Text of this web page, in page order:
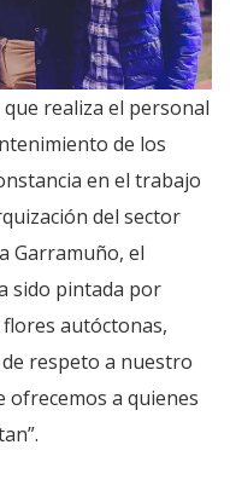
realiza el personal
de los
en el trabajo
del sector
Garramuño, el
sido pintada por
autóctonas,
respeto a nuestro
ofrecemos a quienes